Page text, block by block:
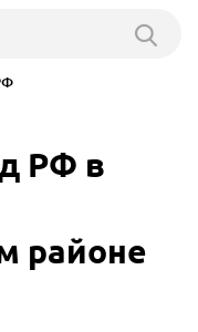
РФ в
районе